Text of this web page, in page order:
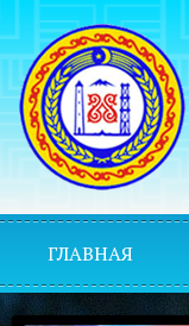
ГЛАВНАЯ